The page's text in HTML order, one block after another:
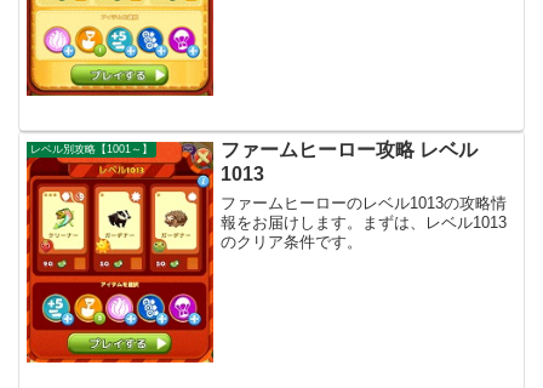
レベル別攻略【1001～】
ファームヒーロー攻略 レベル
1013
ファームヒーローのレベル1013の攻略情
報をお届けします。まずは、レベル1013
のクリア条件です。